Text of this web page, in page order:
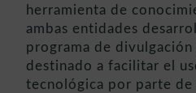
herramienta de
ambas entidades
programa de
destinado a facilitar el
tecnológica por parte de